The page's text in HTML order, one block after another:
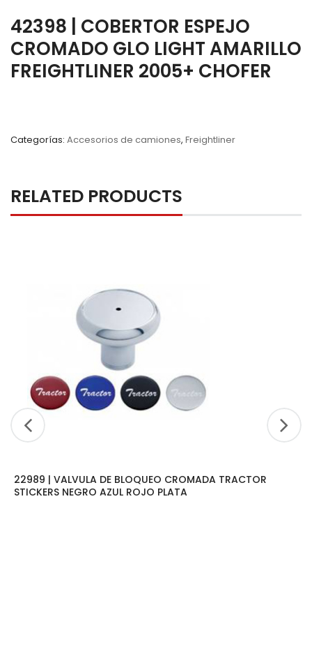
42398 | COBERTOR ESPEJO
CROMADO GLO LIGHT AMARILLO
FREIGHTLINER 2005+ CHOFER
Categorías: Accesorios de camiones, Freightliner
RELATED PRODUCTS
22989 | VALVULA DE BLOQUEO CROMADA TRACTOR
STICKERS NEGRO AZUL ROJO PLATA